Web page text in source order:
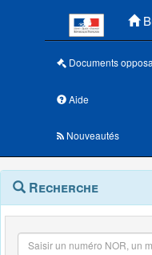
Documents
Aide
Nouveautés
Navigation
outils
Menu
contextuel
Recherche